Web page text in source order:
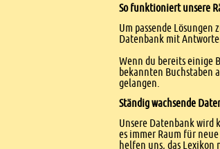
So funktioniert unsere
Um passende
Datenbank mit
Wenn du bereits einige
bekannten Buchstaben
gelangen.
Ständig wachsende
Unsere Datenbank
es immer Raum für
helfen uns, das